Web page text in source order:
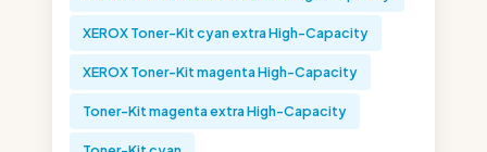
XEROX Toner-Kit cyan extra High-Capacity
XEROX Toner-Kit magenta High-Capacity
Toner-Kit magenta extra High-Capacity